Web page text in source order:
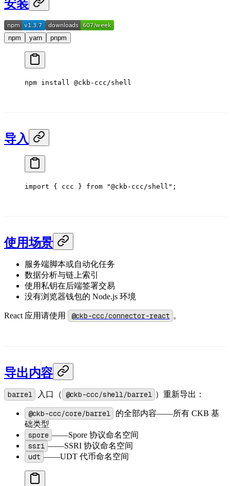
安装
npm yarn pnpm
npm install @ckb-ccc/shell
导入
import { ccc } from "@ckb-ccc/shell" ;
使用场景
服务端脚本或自动化任务
数据分析与链上索引
使用私钥在后端签署交易
没有浏览器钱包的 Node.js 环境
React 应用请使用 @ckb-ccc/connector-react 。
导出内容
barrel 入口（ @ckb-ccc/shell/barrel ）重新导出：
@ckb-ccc/core/barrel
的全部内容——所有 CKB 基
础类型
spore ——Spore 协议命名空间
ssri ——SSRI 协议命名空间
udt ——UDT 代币命名空间